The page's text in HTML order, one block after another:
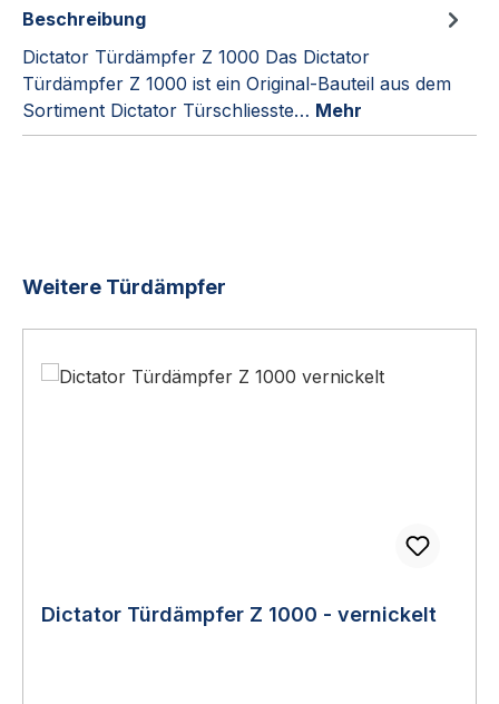
Beschreibung
Dictator Türdämpfer Z 1000 Das Dictator
Türdämpfer Z 1000 ist ein Original-Bauteil aus dem
Sortiment Dictator Türschliesste… Mehr
Produktgalerie überspringen
Weitere Türdämpfer
Dictator Türdämpfer Z 1000 - vernickelt